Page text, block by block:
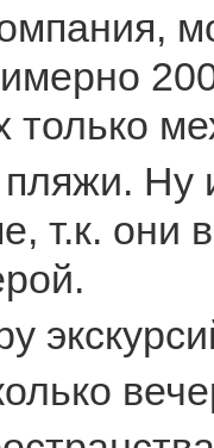
только
Ну
т.к. они